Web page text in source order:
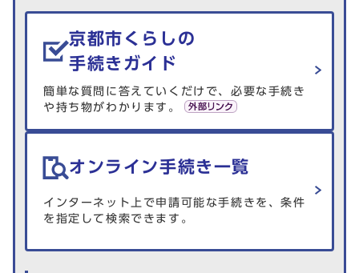
生活情報を探す
京都市くらしの
手続きガイド
簡単な質問に答えていくだけで、必要な手続き
や持ち物がわかります。
オンライン手続き一覧
インターネット上で申請可能な手続きを、条件
を指定して検索できます。